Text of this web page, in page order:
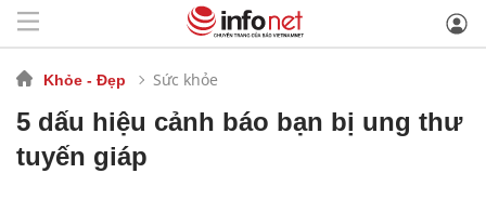
Khỏe - Đẹp Sức khỏe
5 dấu hiệu cảnh báo bạn bị ung thư
tuyến giáp